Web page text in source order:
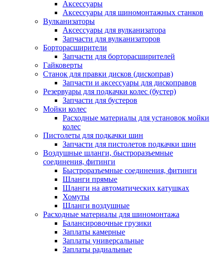
Аксессуары
Аксессуары для шиномонтажных станков
Вулканизаторы
Аксессуары для вулканизатора
Запчасти для вулканизаторов
Борторасширители
Запчасти для борторасширителей
Гайковерты
Станок для правки дисков (дископрав)
Запчасти и аксессуары для дископравов
Резервуары для подкачки колес (бустер)
Запчасти для бустеров
Мойки колес
Расходные материалы для установок мойки
колес
Пистолеты для подкачки шин
Запчасти для пистолетов подкачки шин
Воздушные шланги, быстроразъемные
соединения, фитинги
Быстроразъемные соединения, фитинги
Шланги прямые
Шланги на автоматических катушках
Хомуты
Шланги воздушные
Расходные материалы для шиномонтажа
Балансировочные грузики
Заплаты камерные
Заплаты универсальные
Заплаты радиальные